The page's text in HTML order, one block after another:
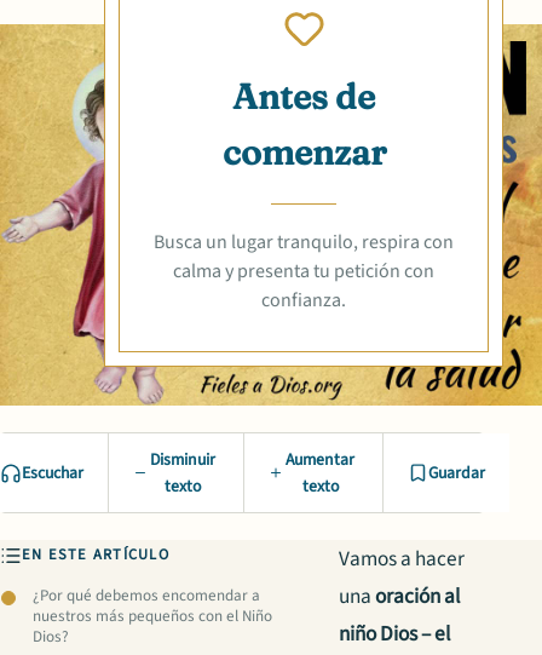
Antes de
comenzar
Busca un lugar tranquilo, respira con
calma y presenta tu petición con
confianza.
Escuchar
Disminuir
texto
Aumentar
texto
Guardar
EN ESTE ARTÍCULO
¿Por qué debemos encomendar a
nuestros más pequeños con el Niño
Dios?
Vamos a hacer
unaoración al
niño Dios – el